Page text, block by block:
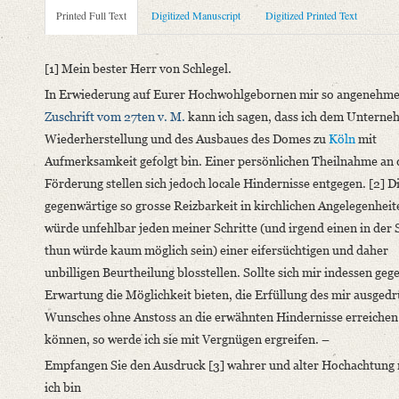
Metadata Concerning Header
Sender: Albert, Großbritannien, Prinzgemahl
Recipient: August Wilhelm von Schlegel
Place of Dispatch: Buckingham Palace (London)
GND
Place of Destination: Bonn
Date: 14.04.1843
Notations: Empfangsort erschlossen.
Printed Text
Provider: Dresden, Sächsische Landesbibliothek - Staats- und
OAI Id: 362737169
Bibliography: Sulger-Gebing, Emil: Die Brüder A. W. und F.
Incipit: „[1] Mein bester Herr von Schlegel.
In Erwiederung auf Eurer Hochwohlgebornen mir so
Manuscript
Provider: Dresden, Sächsische Landesbibliothek - Staats- und
OAI Id: DE-611-38970
Printed Full Text Digitized Manuscript Digitized Printed Text
[1] Mein bester Herr von Schlegel.
In Erwiederung auf Eurer Hochwohlgebornen mir so
Zuschrift vom 27ten v. M. kann ich sagen, dass ich dem
Wiederherstellung und des Ausbaues des Domes zu Kölnmit
Aufmerksamkeit gefolgt bin. Einer persönlichen Theilnahme an
Förderung stellen sich jedoch locale Hindernisse entgegen. [2]
gegenwärtige so grosse Reizbarkeit in kirchlichen
würde unfehlbar jeden meiner Schritte (und irgend einen in der
thun würde kaum möglich sein) einer eifersüchtigen und daher
unbilligen Beurtheilung blosstellen. Sollte sich mir indessen
Erwartung die Möglichkeit bieten, die Erfüllung des mir
Wunsches ohne Anstoss an die erwähnten Hindernisse erreichen
können, so werde ich sie mit Vergnügen ergreifen. –
Empfangen Sie den Ausdruck [3] wahrer und alter
ich bin